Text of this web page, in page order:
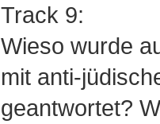
Track 9:
Wieso wurde
mit anti-
geantwortet?